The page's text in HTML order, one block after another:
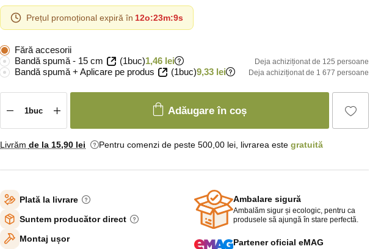
Prețul promoțional expiră în 12o:23m:8s
Fără accesorii
Bandă spumă - 15 cm
(1buc)1,46 lei Deja achiziționat de 125 persoane
Bandă spumă + Aplicare pe produs (1buc)9,33 lei Deja achiziționat de 1 677 persoane
Adăugare în coș
Livrăm de la 15,90 lei Pentru comenzi de peste 500,00 lei, livrarea este gratuită
Plată la livrare
Suntem producător direct
Montaj ușor
Ambalare sigură
Ambalăm sigur și ecologic, pentru ca
produsele să ajungă în stare perfectă.
Partener oficial eMAG